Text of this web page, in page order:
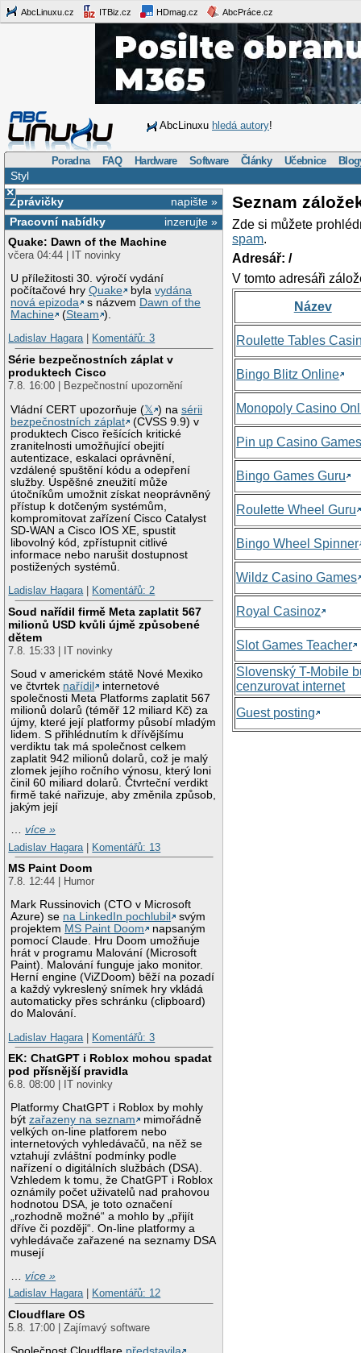
AbcLinuxu.cz ITBiz.cz HDmag.cz AbcPráce.cz
AbcLinuxu hledá autory!
Poradna FAQ Hardware Software Články Učebnice
Styl
×
napište »
Zprávičky
inzerujte »
Pracovní nabídky
Quake: Dawn of the Machine
včera 04:44 | IT novinky
U příležitosti 30. výročí vydání
počítačové hryQuake bylavydána
nová epizoda
s názvem Dawn of the
Machine
(Steam ).
Ladislav Hagara| Komentářů: 3
Série bezpečnostních záplat v
produktech Cisco
7.8. 16:00 | Bezpečnostní upozornění
Vládní CERT upozorňuje (𝕏 ) nasérii
bezpečnostních záplat
(CVSS 9.9) v
produktech Cisco řešících kritické
zranitelnosti umožňující obejití
autentizace, eskalaci oprávnění,
vzdálené spuštění kódu a odepření
služby. Úspěšné zneužití může
útočníkům umožnit získat neoprávněný
přístup k dotčeným systémům,
kompromitovat zařízení Cisco Catalyst
SD-WAN a Cisco IOS XE, spustit
libovolný kód, zpřístupnit citlivé
informace nebo narušit dostupnost
postižených systémů.
Ladislav Hagara| Komentářů: 2
Soud nařídil firmě Meta zaplatit 567
milionů USD kvůli újmě způsobené
dětem
7.8. 15:33 | IT novinky
Soud v americkém státě Nové Mexiko
ve čtvrtek nařídil
internetové
společnosti Meta Platforms zaplatit 567
milionů dolarů (téměř 12 miliard Kč) za
újmy, které její platformy působí mladým
lidem. S přihlédnutím k dřívějšímu
verdiktu tak má společnost celkem
zaplatit 942 milionů dolarů, což je malý
zlomek jejího ročního výnosu, který loni
činil 60 miliard dolarů. Čtvrteční verdikt
firmě také nařizuje, aby změnila způsob,
jakým její
…více »
Ladislav Hagara
Komentářů: 13
MS Paint Doom
7.8. 12:44 | Humor
Mark Russinovich (CTO v Microsoft
Azure) se na LinkedIn pochlubil
svým
projektem MS Paint Doom
napsaným
pomocí Claude. Hru Doom umožňuje
hrát v programu Malování (Microsoft
Paint). Malování funguje jako monitor.
Herní engine (ViZDoom) běží na pozadí
a každý vykreslený snímek hry vkládá
automaticky přes schránku (clipboard)
do Malování.
Ladislav Hagara
Komentářů: 3
EK: ChatGPT i Roblox mohou spadat
pod přísnější pravidla
6.8. 08:00 | IT novinky
Platformy ChatGPT i Roblox by mohly
býtzařazeny na seznam
mimořádně
velkých on-line platforem nebo
internetových vyhledávačů, na něž se
vztahují zvláštní podmínky podle
nařízení o digitálních službách (DSA).
Vzhledem k tomu, že ChatGPT i Roblox
oznámily počet uživatelů nad prahovou
hodnotou DSA, je toto označení
„rozhodně možné“ a mohlo by „přijít
dříve či později“. On-line platformy a
vyhledávače zařazené na seznamy DSA
musejí
…více »
Ladislav Hagara| Komentářů: 12
Cloudflare OS
5.8. 17:00 | Zajímavý software
Společnost Cloudflare představila
Seznam
Zde si můžete
spam.
Adresář: /
V tomto adresáři
Název
Roulette Tables
Bingo Blitz Online
Monopoly Casino
Pin up Casino
Bingo Games Guru
Roulette Wheel Guru
Bingo Wheel Spinner
Wildz Casino Games
Royal Casinoz
Slot Games Teacher
Slovenský T-Mobile
cenzurovat internet
Guest posting